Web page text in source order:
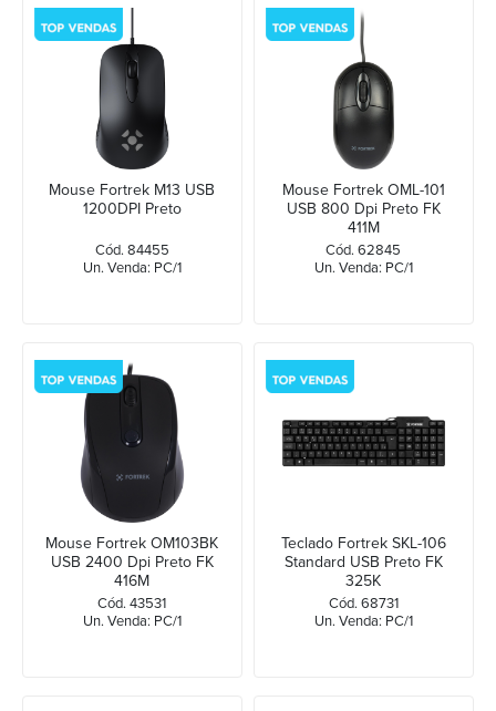
Mouse Fortrek M13 USB
1200DPI Preto
Cód. 84455
Un. Venda: PC/1
Mouse Fortrek OML-101
USB 800 Dpi Preto FK
411M
Cód. 62845
Un. Venda: PC/1
Mouse Fortrek OM103BK
USB 2400 Dpi Preto FK
416M
Cód. 43531
Un. Venda: PC/1
Teclado Fortrek SKL-106
Standard USB Preto FK
325K
Cód. 68731
Un. Venda: PC/1